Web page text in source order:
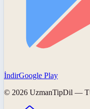
İndirGoogle Play
© 2026 UzmanTipDil —